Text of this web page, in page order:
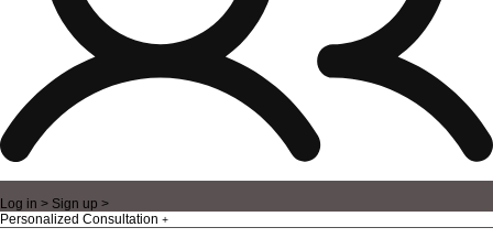
Log in > Sign up >
Personalized Consultation